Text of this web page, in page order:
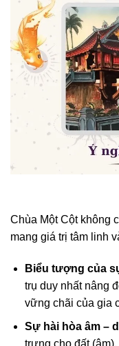
Chùa Một Cột không
mang giá trị tâm linh
Biểu tượng của
trụ duy nhất nâng
vững chãi của gia
Sự hài hòa âm –